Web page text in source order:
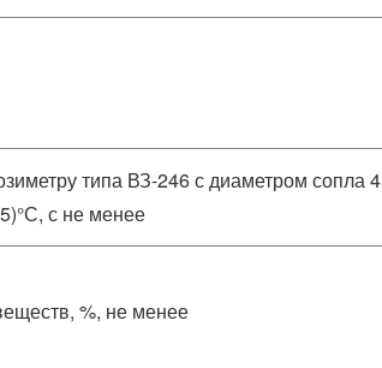
типа ВЗ-246 с диаметром сопла 4
с не менее
%, не менее